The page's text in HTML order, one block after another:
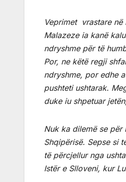
Veprimet vrastare
Malazeze ia kanë
ndryshme për të
Por, ne këtë regji
ndryshme, por edhe
pushteti ushtarak.
duke iu shpetuar
Nuk ka dilemë se për
Shqipërisë. Sepse si
të përcjellur nga
Istër e Slloveni, kur